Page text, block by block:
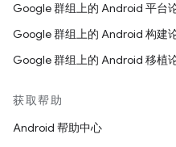
Google 群组上的 Android 平台
Google 群组上的 Android 构建
Google 群组上的 Android 移植
获取帮助
Android 帮助中心